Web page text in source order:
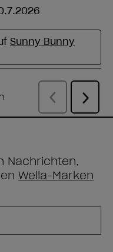
Nachrichten,
Wella-Marken